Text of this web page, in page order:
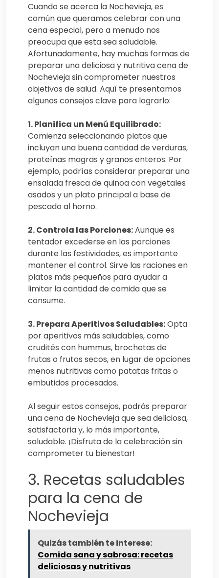
Cuando se acerca la Nochevieja, es
común que queramos celebrar con una
cena especial, pero a menudo nos
preocupa que esta sea saludable.
Afortunadamente, hay muchas formas de
preparar una deliciosa y nutritiva cena de
Nochevieja sin comprometer nuestros
objetivos de salud. Aquí te presentamos
algunos consejos clave para lograrlo:
1. Planifica un Menú Equilibrado:
Comienza seleccionando platos que
incluyan una buena cantidad de verduras,
proteínas magras y granos enteros. Por
ejemplo, podrías considerar preparar una
ensalada fresca de quinoa con vegetales
asados y un plato principal a base de
pescado al horno.
2. Controla las Porciones:Aunque es
tentador excederse en las porciones
durante las festividades, es importante
mantener el control. Sirve las raciones en
platos más pequeños para ayudar a
limitar la cantidad de comida que se
consume.
3. Prepara Aperitivos Saludables:Opta
por aperitivos más saludables, como
crudités con hummus, brochetas de
frutas o frutos secos, en lugar de opciones
menos nutritivas como patatas fritas o
embutidos procesados.
Al seguir estos consejos, podrás preparar
una cena de Nochevieja que sea deliciosa,
satisfactoria y, lo más importante,
saludable. ¡Disfruta de la celebración sin
comprometer tu bienestar!
3. Recetas saludables
para la cena de
Nochevieja
Quizás también te interese:
Comida sana y sabrosa: recetas
deliciosas y nutritivas